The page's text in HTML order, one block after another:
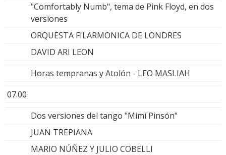
"Comfortably Numb", tema de Pink Floyd, en dos
versiones
ORQUESTA FILARMONICA DE LONDRES
DAVID ARI LEON
Horas tempranas y Atolón - LEO MASLIAH
07.00
Dos versiones del tango "Mimí Pinsón"
JUAN TREPIANA
MARIO NÚÑEZ Y JULIO COBELLI